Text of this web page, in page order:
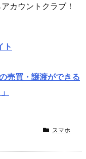
カウントクラブ！
ト
売買・譲渡ができる
スマホ